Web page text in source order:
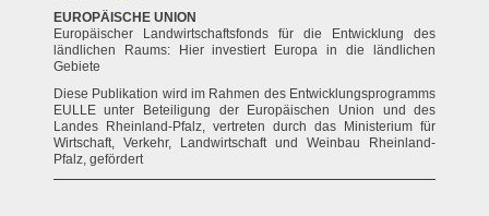
EUROPÄISCHE UNION
Europäischer Landwirtschaftsfonds für die Entwicklung des
ländlichen Raums: Hier investiert Europa in die ländlichen
Gebiete
Diese Publikation wird im Rahmen des Entwicklungsprogramms
EULLE unter Beteiligung der Europäischen Union und des
Landes Rheinland-Pfalz, vertreten durch das Ministerium für
Wirtschaft, Verkehr, Landwirtschaft und Weinbau Rheinland-
Pfalz, gefördert